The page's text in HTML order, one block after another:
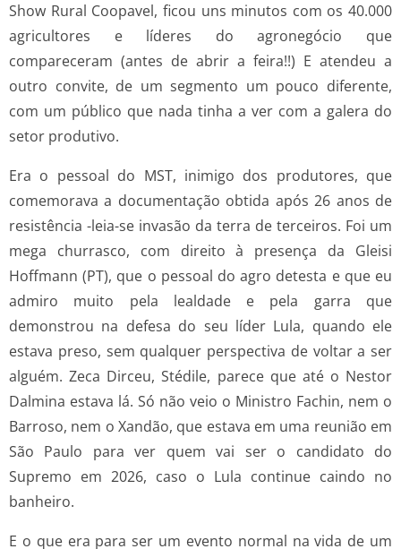
Show Rural Coopavel, ficou uns minutos com os 40.000
agricultores e líderes do agronegócio que
compareceram (antes de abrir a feira!!) E atendeu a
outro convite, de um segmento um pouco diferente,
com um público que nada tinha a ver com a galera do
setor produtivo.
Era o pessoal do MST, inimigo dos produtores, que
comemorava a documentação obtida após 26 anos de
resistência -leia-se invasão da terra de terceiros. Foi um
mega churrasco, com direito à presença da Gleisi
Hoffmann (PT), que o pessoal do agro detesta e que eu
admiro muito pela lealdade e pela garra que
demonstrou na defesa do seu líder Lula, quando ele
estava preso, sem qualquer perspectiva de voltar a ser
alguém. Zeca Dirceu, Stédile, parece que até o Nestor
Dalmina estava lá. Só não veio o Ministro Fachin, nem o
Barroso, nem o Xandão, que estava em uma reunião em
São Paulo para ver quem vai ser o candidato do
Supremo em 2026, caso o Lula continue caindo no
banheiro.
E o que era para ser um evento normal na vida de um